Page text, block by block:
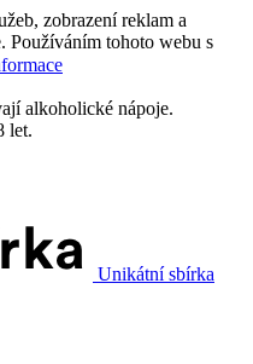
zobrazení reklam a
Používáním tohoto webu s
alkoholické nápoje.
let.
Unikátní sbírka